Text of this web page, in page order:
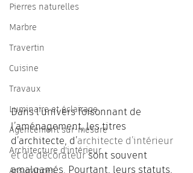
Pierres naturelles
Marbre
Travertin
Cuisine
Travaux
Luminaire et éclairage
Agencement sur-mesure
Architecture d'intérieur
Assurances
Dans l’univers foisonnant de
l’aménagement, les titres
d’architecte, d’architecte d’intérieur
et de décorateur sont souvent
amalgamés. Pourtant, leurs statuts,